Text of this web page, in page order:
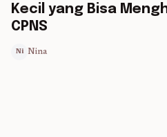
Kecil yang Bisa
CPNS
Ni Nina